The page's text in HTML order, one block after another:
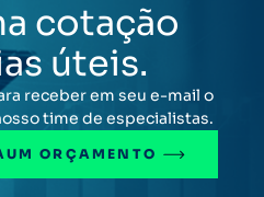
cotação
úteis.
receber em seu e-mail o
time de especialistas.
UM ORÇAMENTO